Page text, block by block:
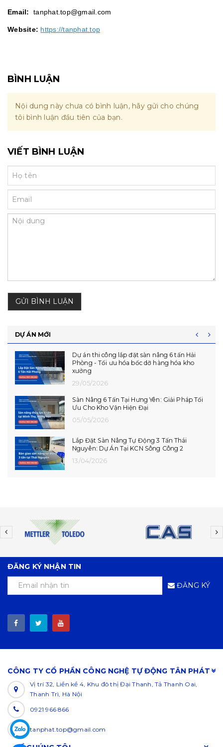
Email: tanphat.top@gmail.com
Website: https://tanphat.top
BÌNH LUẬN
Nội dung này chưa có bình luận, hãy gửi cho chúng
tôi bình luận đầu tiên của bạn.
VIẾT BÌNH LUẬN
GỬI BÌNH LUẬN
DỰ ÁN MỚI
Dự án thi công lắp đặt sàn nâng 6 tấn Hải
Phòng - Tối ưu hóa bốc dỡ hàng hóa kho
xưởng
29/05/2026
Sàn Nâng 6 Tấn Tại Hưng Yên: Giải Pháp Tối
Ưu Cho Kho Vận Hiện Đại
05/05/2026
Lắp Đặt Sàn Nâng Tự Động 3 Tấn Thái
Nguyên: Dự Án Tại KCN Sông Công 2
13/04/2026
ĐĂNG KÝ NHẬN TIN
ĐĂNG KÝ
CÔNG TY CỔ PHẦN CÔNG NGHỆ TỰ ĐỘNG TÂN PHÁT
Vị trí 32, Liền kề 4, Khu đô thị Đại Thanh, Tả Thanh Oai,
Thanh Trì, Hà Nội
0921 966 866
tanphat.top@gmail.com